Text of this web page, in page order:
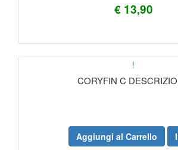
€ 13,90
!
CORYFIN C
Aggiungi al Carrello